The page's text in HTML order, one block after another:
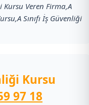
Kursu Veren Firma,A
Sınıfı İş Güvenliği
Kursu
97 18